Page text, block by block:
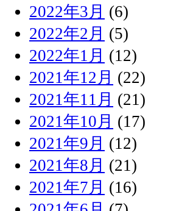
2022年3月 (6)
2022年2月 (5)
2022年1月 (12)
2021年12月 (22)
2021年11月 (21)
2021年10月 (17)
2021年9月 (12)
2021年8月 (21)
2021年7月 (16)